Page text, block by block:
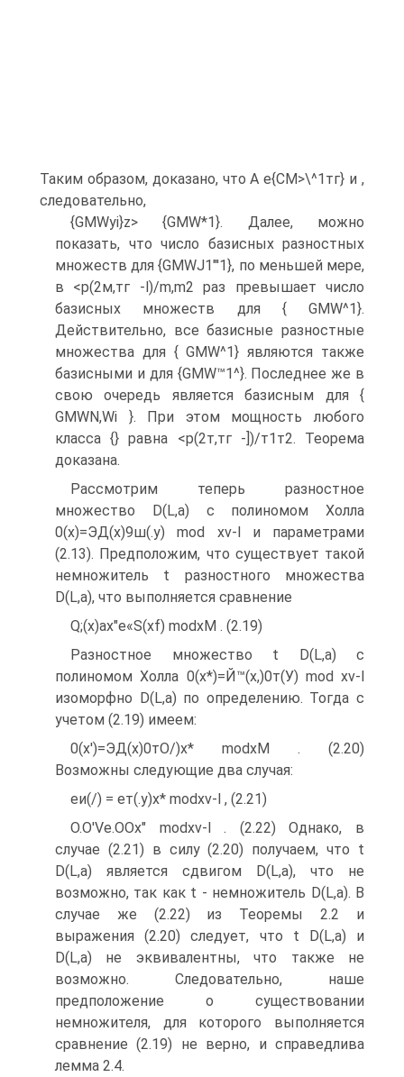
Таким образом, доказано, что А е{СМ>\^1тг} и ,
следовательно,
{GMWyi}z> {GMW*1}. Далее, можно
показать, что число базисных разностных
множеств для {GMWJ1"'1}, по меньшей мере,
в <р(2м,тг -l)/m,m2 раз превышает число
базисных множеств для { GMW^1}.
Действительно, все базисные разностные
множества для { GMW^1} являются также
базисными и для {GMW™1^}. Последнее же в
свою очередь является базисным для {
GMWN,Wi }. При этом мощность любого
класса {} равна <р(2т,тг -])/т1т2. Теорема
доказана.
Рассмотрим теперь разностное
множество D(L,a) с полиномом Холла
0(х)=ЭД(х)9ш(.у) mod xv-l и параметрами
(2.13). Предположим, что существует такой
немножитель t разностного множества
D(L,a), что выполняется сравнение
Q;(x)ax"e«S(xf) modxM . (2.19)
Разностное множество t D(L,a) с
полиномом Холла 0(х*)=Й™(х,)0т(У) mod xv-l
изоморфно D(L,a) по определению. Тогда с
учетом (2.19) имеем:
0(х')=ЭД(х)0тО/)х* modxM . (2.20)
Возможны следующие два случая:
еи(/) = ет(.у)х* modxv-l , (2.21)
O.O'Ve.OOx" modxv-l . (2.22) Однако, в
случае (2.21) в силу (2.20) получаем, что t
D(L,a) является сдвигом D(L,a), что не
возможно, так как t - немножитель D(L,a). В
случае же (2.22) из Теоремы 2.2 и
выражения (2.20) следует, что t D(L,a) и
D(L,a) не эквивалентны, что также не
возможно. Следовательно, наше
предположение о существовании
немножителя, для которого выполняется
сравнение (2.19) не верно, и справедлива
лемма 2.4.